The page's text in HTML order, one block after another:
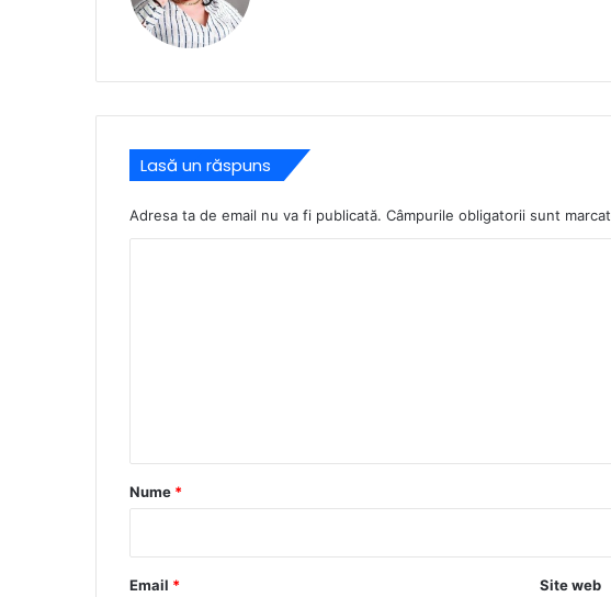
Lasă un răspuns
Adresa ta de email nu va fi publicată. Câmpurile obligatorii sunt
r
*
Nume *
Email * Site web